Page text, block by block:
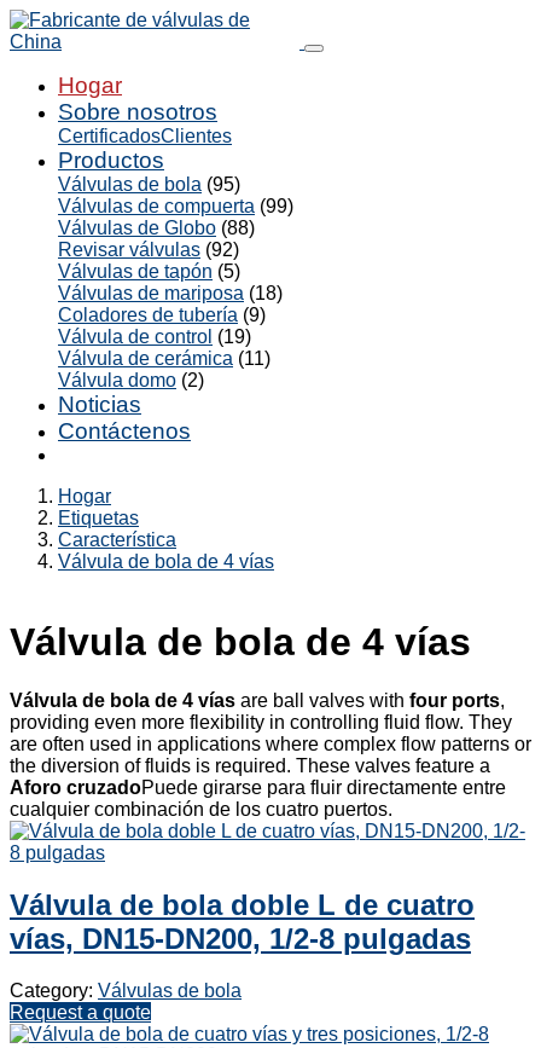
Hogar
Sobre nosotros
CertificadosClientes
Productos
Válvulas de bola (95)
Válvulas de compuerta (99)
Válvulas de Globo (88)
Revisar válvulas (92)
Válvulas de tapón (5)
Válvulas de mariposa (18)
Coladores de tubería (9)
Válvula de control (19)
Válvula de cerámica (11)
Válvula domo (2)
Noticias
Contáctenos
Hogar
Etiquetas
Característica
Válvula de bola de 4 vías
Válvula de bola de 4 vías
Válvula de bola de 4 vías are ball valves with four ports,
providing even more flexibility in controlling fluid flow. They
are often used in applications where complex flow patterns or
the diversion of fluids is required. These valves feature a
Aforo cruzadoPuede girarse para fluir directamente entre
cualquier combinación de los cuatro puertos.
Válvula de bola doble L de cuatro
vías, DN15-DN200, 1/2-8 pulgadas
Category: Válvulas de bola
Request a quote